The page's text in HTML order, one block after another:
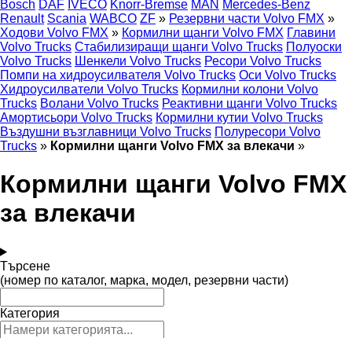
Bosch DAF IVECO Knorr-Bremse MAN Mercedes-Benz
Renault Scania WABCO ZF » Резервни части Volvo FMX »
Ходови Volvo FMX » Кормилни щанги Volvo FMX Главини
Volvo Trucks Стабилизиращи щанги Volvo Trucks Полуоски
Volvo Trucks Шенкели Volvo Trucks Ресори Volvo Trucks
Помпи на хидроусилвателя Volvo Trucks Оси Volvo Trucks
Хидроусилватели Volvo Trucks Кормилни колони Volvo
Trucks Волани Volvo Trucks Реактивни щанги Volvo Trucks
Амортисьори Volvo Trucks Кормилни кутии Volvo Trucks
Въздушни възглавници Volvo Trucks Полуресори Volvo
Trucks » Кормилни щанги Volvo FMX за влекачи »
Кормилни щанги Volvo FMX
за влекачи
Търсене
(номер по каталог, марка, модел, резервни части)
Категория